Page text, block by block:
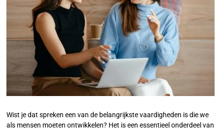
Wist je dat spreken een van de belangrijkste vaardigheden is die we
als mensen moeten ontwikkelen? Het is een essentieel onderdeel van